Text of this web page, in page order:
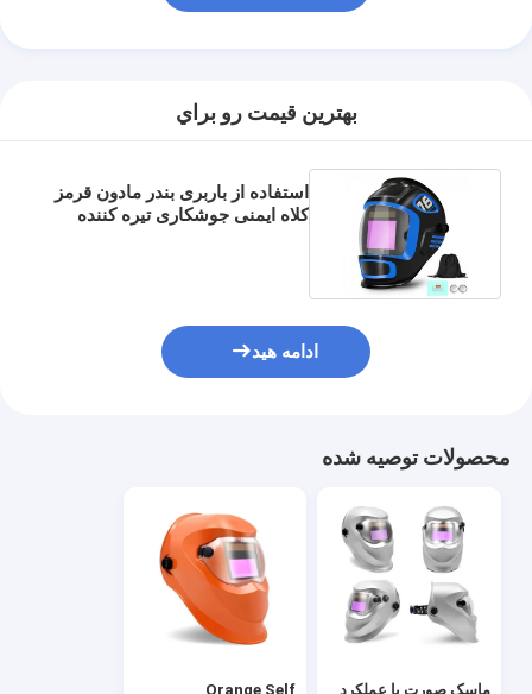
بهترين قيمت رو براي
استفاده از باربری بندر مادون قرمز
کلاه ایمنی جوشکاری تیره کننده
ادامه هید
محصولات توصیه شده
ماسک صورت با عملکرد Orange Self